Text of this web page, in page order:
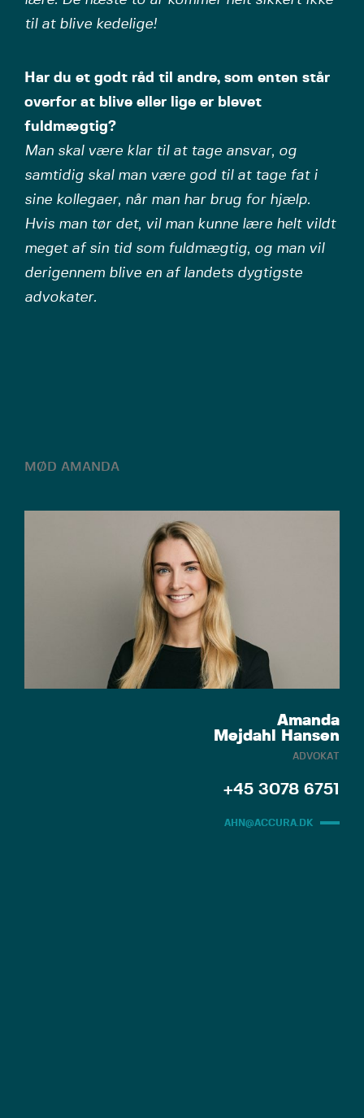
til at blive kedelige!
Har du et godt råd til andre, som enten står
overfor at blive eller lige er blevet
fuldmægtig?
Man skal være klar til at tage ansvar, og
samtidig skal man være god til at tage fat i
sine kollegaer, når man har brug for hjælp.
Hvis man tør det, vil man kunne lære helt vildt
meget af sin tid som fuldmægtig, og man vil
derigennem blive en af landets dygtigste
advokater.
MØD AMANDA
Amanda
Mejdahl Hansen
ADVOKAT
+45 3078 6751
AHN@ACCURA.DK